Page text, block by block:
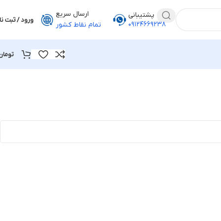
پشتیبانی
۰۹۱۲۴۶۶۹۲۳۸
ارسال سریع
تمام نقاط کشور
ورود / ثبت